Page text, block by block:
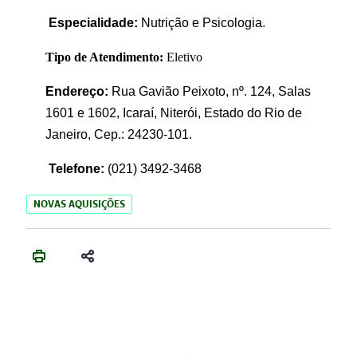
Especialidade: Nutrição e Psicologia.
Tipo de Atendimento: Eletivo
Endereço: Rua Gavião Peixoto, nº. 124, Salas
1601 e 1602, Icaraí, Niterói, Estado do Rio de
Janeiro, Cep.: 24230-101.
Telefone: (021) 3492-3468
NOVAS AQUISIÇÕES